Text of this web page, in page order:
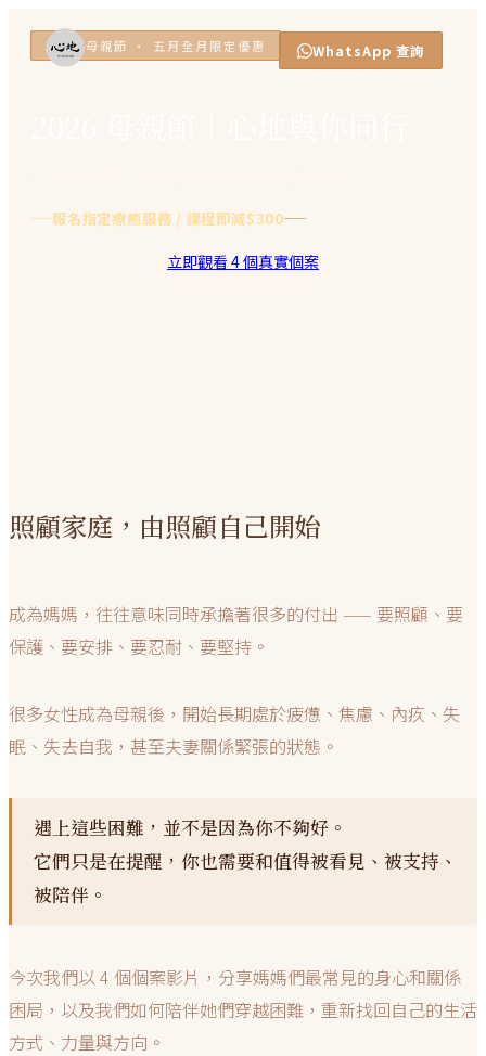
WhatsApp 查詢
2026 母親節 · 五月全月限定優惠
報名指定療癒服務 / 課程即減$300
立即觀看 4 個真實個案
照顧家庭，由照顧自己開始
成為媽媽，往往意味同時承擔著很多的付出 —— 要照顧、要
保護、要安排、要忍耐、要堅持。
很多女性成為母親後，開始長期處於疲憊、焦慮、內疚、失
眠、失去自我，甚至夫妻關係緊張的狀態。
遇上這些困難，並不是因為你不夠好。
它們只是在提醒，你也需要和值得被看見、被支持、
被陪伴。
今次我們以 4 個個案影片，分享媽媽們最常見的身心和關係
困局，以及我們如何陪伴她們穿越困難，重新找回自己的生活
方式、力量與方向。